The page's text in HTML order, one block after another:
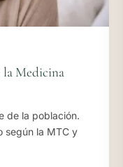
la Medicina
de la población.
según la MTC y